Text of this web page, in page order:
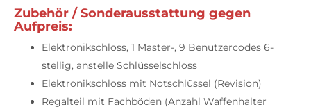
Zubehör / Sonderausstattung gegen
Aufpreis:
Elektronikschloss, 1 Master-, 9 Benutzercodes 6-
stellig, anstelle Schlüsselschloss
Elektronikschloss mit Notschlüssel (Revision)
Regalteil mit Fachböden (Anzahl Waffenhalter